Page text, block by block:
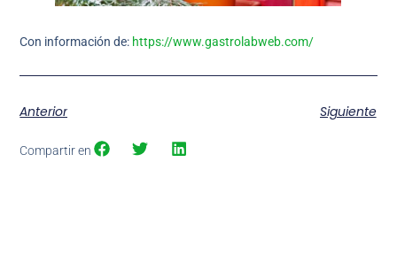
Con información de: https://www.gastrolabweb.com/
Anterior Siguiente
Compartir en